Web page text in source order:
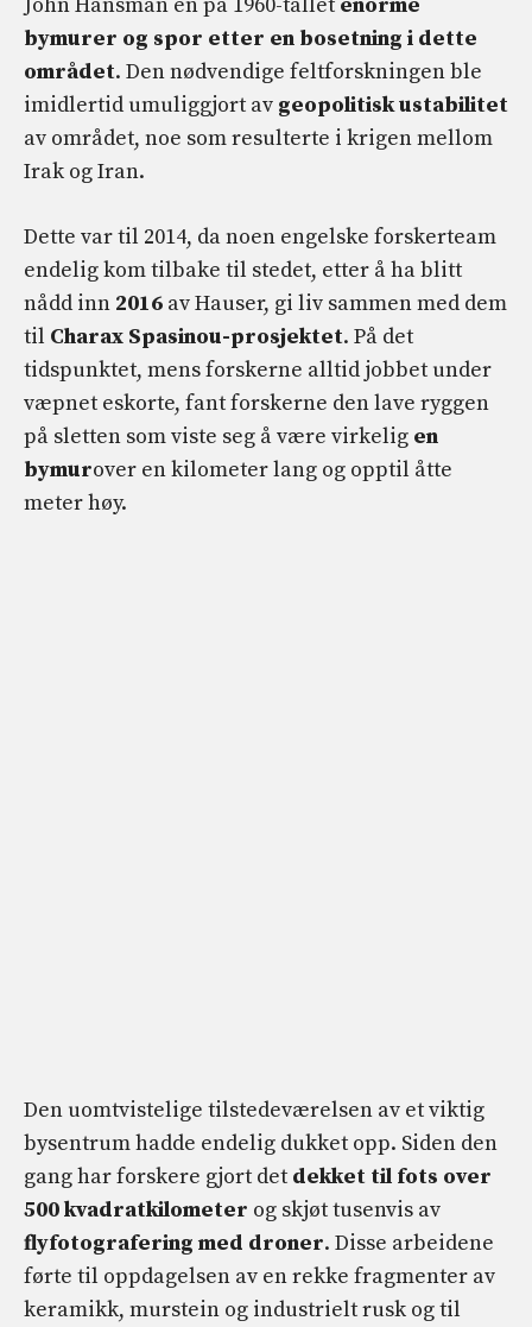
bymurer og spor etter en bosetning i dette
området. Den nødvendige feltforskningen ble
imidlertid umuliggjort av geopolitisk ustabilitet
av området, noe som resulterte i krigen mellom
Irak og Iran.
Dette var til 2014, da noen engelske forskerteam
endelig kom tilbake til stedet, etter å ha blitt
nådd inn 2016 av Hauser, gi liv sammen med dem
til Charax Spasinou-prosjektet. På det
tidspunktet, mens forskerne alltid jobbet under
væpnet eskorte, fant forskerne den lave ryggen
på sletten som viste seg å være virkelig en
bymurover en kilometer lang og opptil åtte
meter høy.
Den uomtvistelige tilstedeværelsen av et viktig
bysentrum hadde endelig dukket opp. Siden den
gang har forskere gjort det dekket til fots over
500 kvadratkilometer og skjøt tusenvis av
flyfotografering med droner. Disse arbeidene
førte til oppdagelsen av en rekke fragmenter av
keramikk, murstein og industrielt rusk og til